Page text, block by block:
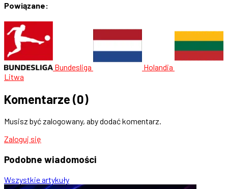
Powiązane:
Bundesliga
Holandia
Litwa
Komentarze (0)
Musisz być zalogowany, aby dodać komentarz.
Zaloguj się
Podobne wiadomości
Wszystkie artykuły